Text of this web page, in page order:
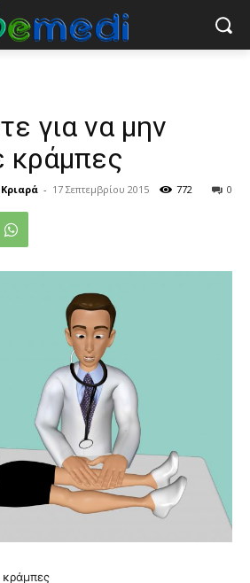
για να μην
κράμπες
- 17 Σεπτεμβρίου 2015 0
772